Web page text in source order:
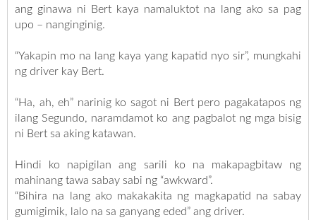
ang ginawa ni Bert kaya namaluktot na lang ako sa pag
upo – nanginginig.
“Yakapin mo na lang kaya yang kapatid nyo sir”, mungkahi
ng driver kay Bert.
“Ha, ah, eh” narinig ko sagot ni Bert pero pagakatapos ng
ilang Segundo, naramdamot ko ang pagbalot ng mga bisig
ni Bert sa aking katawan.
Hindi ko napigilan ang sarili ko na makapagbitaw ng
mahinang tawa sabay sabi ng “awkward”.
“Bihira na lang ako makakakita ng magkapatid na sabay
gumigimik, lalo na sa ganyang eded” ang driver.